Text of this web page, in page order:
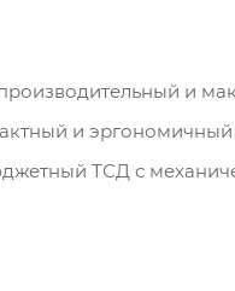
и
и
ТСД с